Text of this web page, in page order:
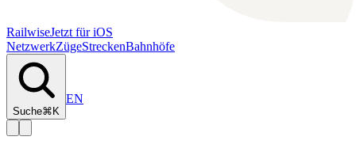
RailwiseJetzt für iOS
NetzwerkZügeStreckenBahnhöfe
Suche⌘K
EN